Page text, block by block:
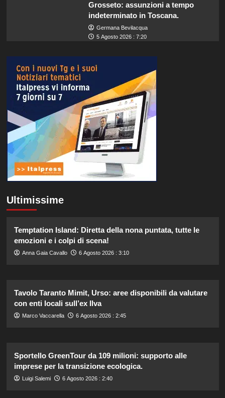
Grosseto: assunzioni a tempo
indeterminato in Toscana.
Germana Bevilacqua
5 Agosto 2026 : 7:20
Ultimissime
Temptation Island: Diretta della nona puntata, tutte le
emozioni e i colpi di scena!
Anna Gaia Cavallo 6 Agosto 2026 : 3:10
Tavolo Taranto Mimit, Urso: aree disponibili da valutare
con enti locali sull’ex Ilva
Marco Vaccarella 6 Agosto 2026 : 2:45
Sportello GreenTour da 109 milioni: supporto alle
imprese per la transizione ecologica.
Luigi Salemi 6 Agosto 2026 : 2:40